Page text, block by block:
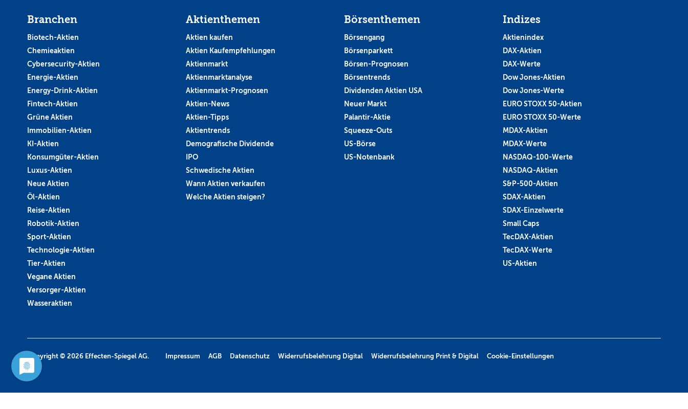
Branchen
Biotech-Aktien
Chemieaktien
Cybersecurity-Aktien
Energie-Aktien
Energy-Drink-Aktien
Fintech-Aktien
Grüne Aktien
Immobilien-Aktien
KI-Aktien
Konsumgüter-Aktien
Luxus-Aktien
Neue Aktien
Öl-Aktien
Reise-Aktien
Robotik-Aktien
Sport-Aktien
Technologie-Aktien
Tier-Aktien
Vegane Aktien
Versorger-Aktien
Wasseraktien
Aktienthemen
Aktien kaufen
Aktien Kaufempfehlungen
Aktienmarkt
Aktienmarktanalyse
Aktienmarkt-Prognosen
Aktien-News
Aktien-Tipps
Aktientrends
Demografische Dividende
IPO
Schwedische Aktien
Wann Aktien verkaufen
Welche Aktien steigen?
Börsenthemen
Börsengang
Börsenparkett
Börsen-Prognosen
Börsentrends
Dividenden Aktien USA
Neuer Markt
Palantir-Aktie
Squeeze-Outs
US-Börse
US-Notenbank
Indizes
Aktienindex
DAX-Aktien
DAX-Werte
Dow Jones-Aktien
Dow Jones-Werte
EURO STOXX 50-Aktien
EURO STOXX 50-Werte
MDAX-Aktien
MDAX-Werte
NASDAQ-100-Werte
NASDAQ-Aktien
S&P-500-Aktien
SDAX-Aktien
SDAX-Einzelwerte
Small Caps
TecDAX-Aktien
TecDAX-Werte
US-Aktien
Copyright © 2026 Effecten-Spiegel AG. Impressum AGB Datenschutz Widerrufsbelehrung Digital Widerrufsbelehrung Print & Digital Cookie-Einstellungen